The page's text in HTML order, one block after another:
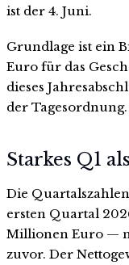
ist der 4. Juni.
Grundlage ist ein
Euro für das
dieses
der Tagesordnung.
Starkes Q1
Die
ersten Quartal
Millionen Euro —
zuvor. Der